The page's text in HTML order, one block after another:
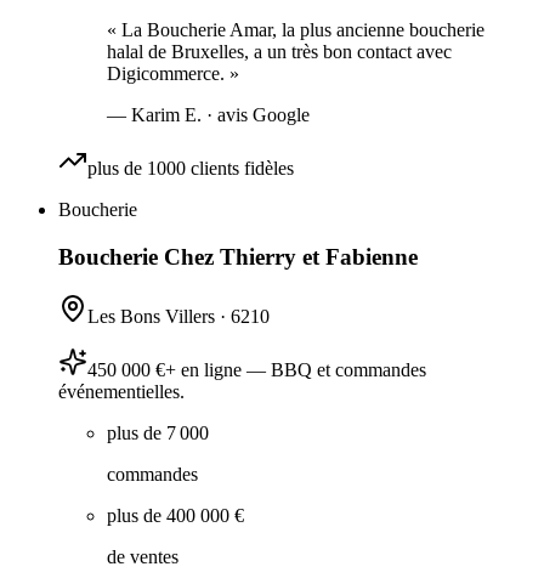
« La Boucherie Amar, la plus ancienne boucherie
halal de Bruxelles, a un très bon contact avec
Digicommerce. »
— Karim E. · avis Google
plus de 1000 clients fidèles
Boucherie
Boucherie Chez Thierry et Fabienne
Les Bons Villers · 6210
450 000 €+ en ligne — BBQ et commandes
événementielles.
plus de 7 000
commandes
plus de 400 000 €
de ventes